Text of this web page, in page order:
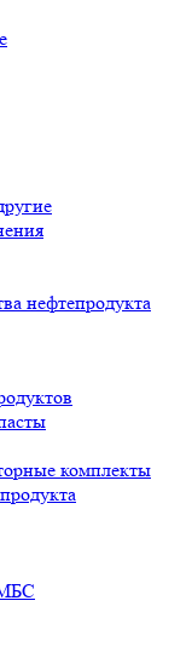
нефтепродукта
комплекты
МБС